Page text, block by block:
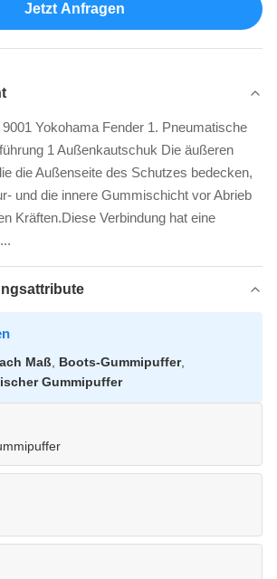
Jetzt Anfragen
Yokohama Fender 1. Pneumatische
1 Außenkautschuk Die äußeren
die Außenseite des Schutzes bedecken,
und die innere Gummischicht vor Abrieb
Kräften.Diese Verbindung hat eine
Maß Boots-Gummipuffer,
Gummipuffer